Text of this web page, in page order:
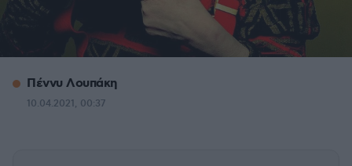
Πέννυ Λουπάκη
10.04.2021, 00:37